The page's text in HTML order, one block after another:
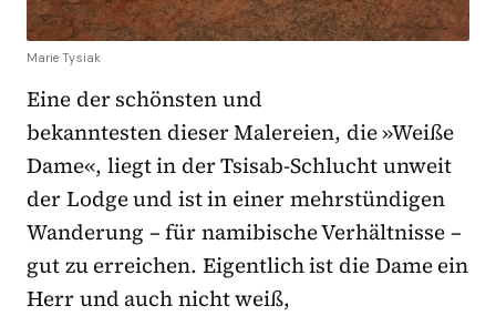
Marie Tysiak
Eine der schönsten und
bekanntesten dieser Malereien, die »Weiße
Dame«, liegt in der Tsisab-Schlucht unweit
der Lodge und ist in einer mehrstündigen
Wanderung – für namibische Verhältnisse –
gut zu erreichen. Eigentlich ist die Dame ein
Herr und auch nicht weiß,